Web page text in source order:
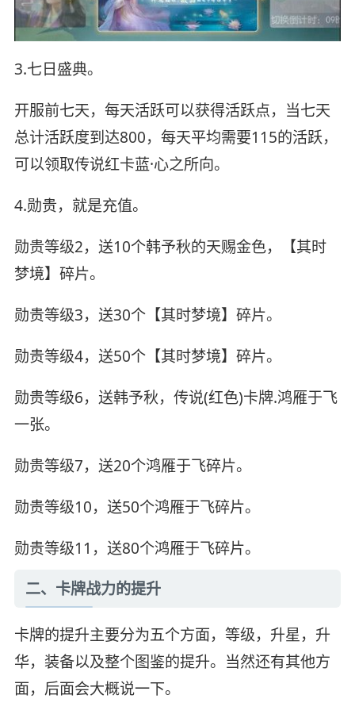
3.七日盛典。
开服前七天，每天活跃可以获得活跃点，当七天
总计活跃度到达800，每天平均需要115的活跃，
可以领取传说红卡蓝·心之所向。
4.勋贵，就是充值。
勋贵等级2，送10个韩予秋的天赐金色，【其时
梦境】碎片。
勋贵等级3，送30个【其时梦境】碎片。
勋贵等级4，送50个【其时梦境】碎片。
勋贵等级6，送韩予秋，传说(红色)卡牌.鸿雁于飞
一张。
勋贵等级7，送20个鸿雁于飞碎片。
勋贵等级10，送50个鸿雁于飞碎片。
勋贵等级11，送80个鸿雁于飞碎片。
二、卡牌战力的提升
卡牌的提升主要分为五个方面，等级，升星，升
华，装备以及整个图鉴的提升。当然还有其他方
面，后面会大概说一下。